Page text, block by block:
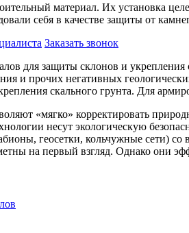
материал. Их установка
себя в качестве защиты от
Заказать звонок
для защиты склонов и
и прочих негативных
скального грунта. Для
«мягко» корректировать
несут экологическую
геосетки, кольчужные сети)
на первый взгляд. Однако они